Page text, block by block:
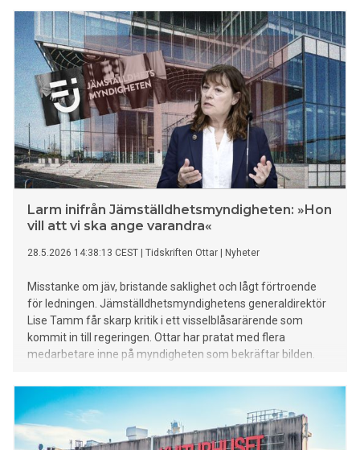
Larm inifrån Jämställdhetsmyndigheten: »Hon
vill att vi ska ange varandra«
28.5.2026 14:38:13 CEST Tidskriften Ottar Nyheter
Misstanke om jäv, bristande saklighet och lågt förtroende
för ledningen. Jämställdhetsmyndighetens generaldirektör
Lise Tamm får skarp kritik i ett visselblåsarärende som
kommit in till regeringen. Ottar har pratat med flera
medarbetare inne på myndigheten som bekräftar bilden.